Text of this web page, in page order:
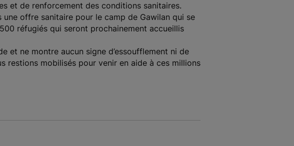
et de renforcement des conditions sanitaires.
une offre sanitaire pour le camp de Gawilan qui se
réfugiés qui seront prochainement accueillis
et ne montre aucun signe d’essoufflement ni de
restions mobilisés pour venir en aide à ces millions